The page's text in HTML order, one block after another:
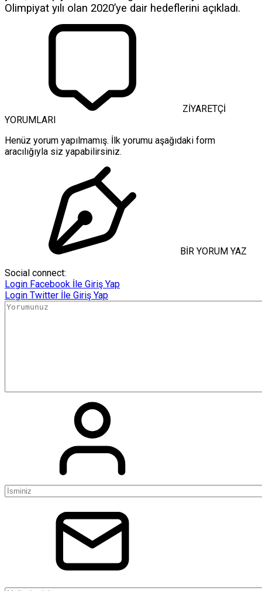
Olimpiyat yılı olan 2020’ye dair hedeflerini açıkladı.
ZİYARETÇİ
YORUMLARI
Henüz yorum yapılmamış. İlk yorumu aşağıdaki form
aracılığıyla siz yapabilirsiniz.
BİR YORUM YAZ
Social connect:
Login Facebook İle Giriş Yap
Login Twitter İle Giriş Yap